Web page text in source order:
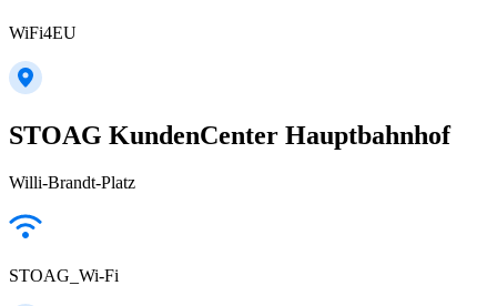
WiFi4EU
STOAG KundenCenter Hauptbahnhof
Willi-Brandt-Platz
STOAG_Wi-Fi